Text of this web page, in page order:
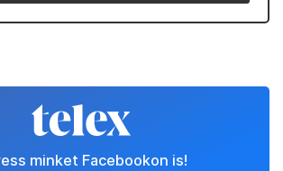
minket Facebookon is!